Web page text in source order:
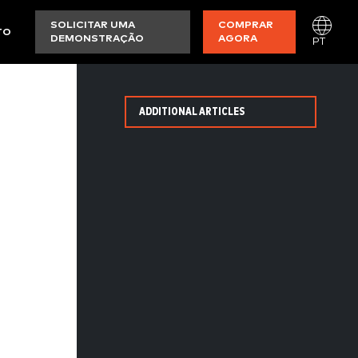
SOLICITAR UMA
DEMONSTRAÇÃO
COMPRAR
AGORA
PT
ADDITIONAL ARTICLES